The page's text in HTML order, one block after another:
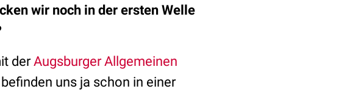
wir noch in der ersten Welle
derAugsburger Allgemeinen
uns ja schon in einer